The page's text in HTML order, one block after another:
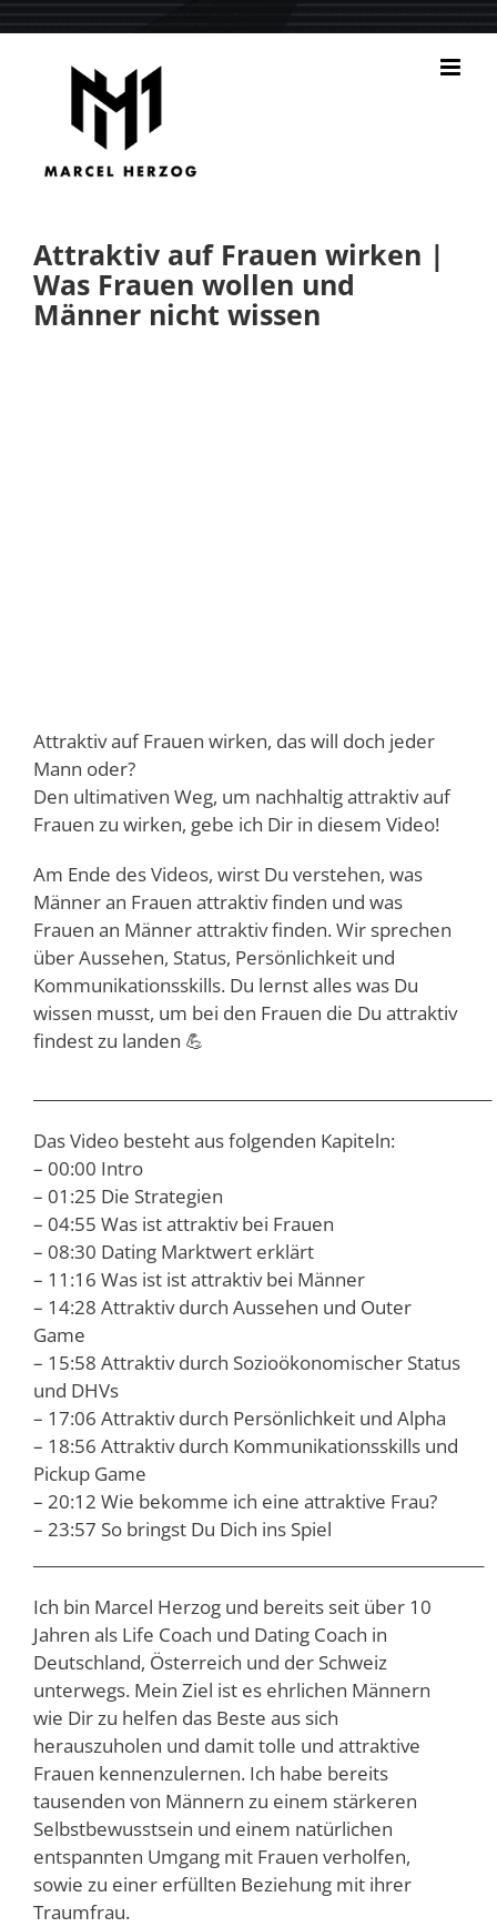
Attraktiv auf Frauen wirken |
Was Frauen wollen und
Männer nicht wissen
Attraktiv auf Frauen wirken, das will doch jeder
Mann oder?
Den ultimativen Weg, um nachhaltig attraktiv auf
Frauen zu wirken, gebe ich Dir in diesem Video!
Am Ende des Videos, wirst Du verstehen, was
Männer an Frauen attraktiv finden und was
Frauen an Männer attraktiv finden. Wir sprechen
über Aussehen, Status, Persönlichkeit und
Kommunikationsskills. Du lernst alles was Du
wissen musst, um bei den Frauen die Du attraktiv
findest zu landen 💪
Das Video besteht aus folgenden Kapiteln:
– 00:00 Intro
– 01:25 Die Strategien
– 04:55 Was ist attraktiv bei Frauen
– 08:30 Dating Marktwert erklärt
– 11:16 Was ist ist attraktiv bei Männer
– 14:28 Attraktiv durch Aussehen und Outer
Game
– 15:58 Attraktiv durch Sozioökonomischer Status
und DHVs
– 17:06 Attraktiv durch Persönlichkeit und Alpha
– 18:56 Attraktiv durch Kommunikationsskills und
Pickup Game
– 20:12 Wie bekomme ich eine attraktive Frau?
– 23:57 So bringst Du Dich ins Spiel
Ich bin Marcel Herzog und bereits seit über 10
Jahren als Life Coach und Dating Coach in
Deutschland, Österreich und der Schweiz
unterwegs. Mein Ziel ist es ehrlichen Männern
wie Dir zu helfen das Beste aus sich
herauszuholen und damit tolle und attraktive
Frauen kennenzulernen. Ich habe bereits
tausenden von Männern zu einem stärkeren
Selbstbewusstsein und einem natürlichen
entspannten Umgang mit Frauen verholfen,
sowie zu einer erfüllten Beziehung mit ihrer
Traumfrau.